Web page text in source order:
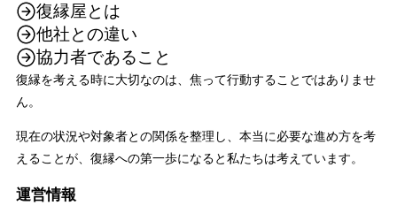
復縁屋とは
他社との違い
協力者であること
復縁を考える時に大切なのは、焦って行動することではありませ
ん。
現在の状況や対象者との関係を整理し、本当に必要な進め方を考
えることが、復縁への第一歩になると私たちは考えています。
運営情報